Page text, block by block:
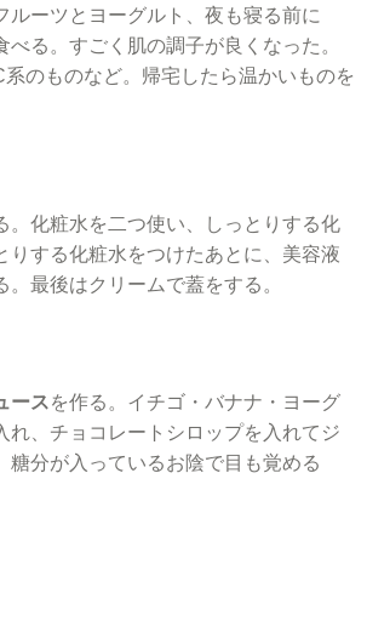
ルーツとヨーグルト、夜も寝る前に
べる。すごく肌の調子が良くなった。
のものなど。帰宅したら温かいものを
。化粧水を二つ使い、しっとりする化
りする化粧水をつけたあとに、美容液
。最後はクリームで蓋をする。
ース を作る。イチゴ・バナナ・ヨーグ
れ、チョコレートシロップを入れてジ
糖分が入っているお陰で目も覚める